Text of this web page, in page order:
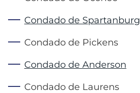
Condado de Spartanburg
Condado de Pickens
Condado de Anderson
Condado de Laurens